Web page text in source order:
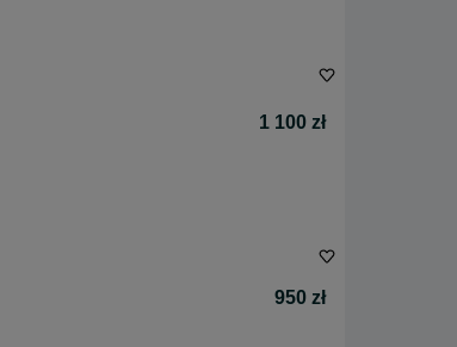
1 100 zł
950 zł